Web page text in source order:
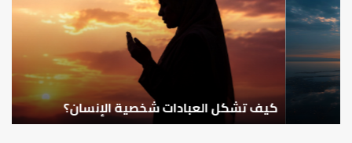
شخصية
الإنسان؟
كيف تشكل العبادات شخصية الإنسان؟